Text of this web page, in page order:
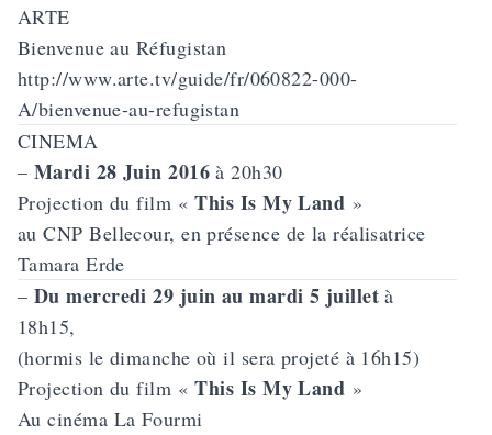
ARTE
Bienvenue au Réfugistan
http://www.arte.tv/guide/fr/060822-000-
A/bienvenue-au-refugistan
CINEMA
– Mardi 28 Juin 2016à 20h30
Projection du film «This Is My Land »
auCNP Bellecour, en présence de la réalisatrice
Tamara Erde
– Du mercredi 29 juin au mardi 5 juillet à
18h15,
(hormis le dimanche où il sera projeté à 16h15)
Projection du film «This Is My Land »
Au cinéma La Fourmi